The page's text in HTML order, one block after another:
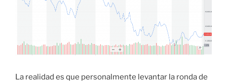
La realidad es que personalmente levantar la ronda de